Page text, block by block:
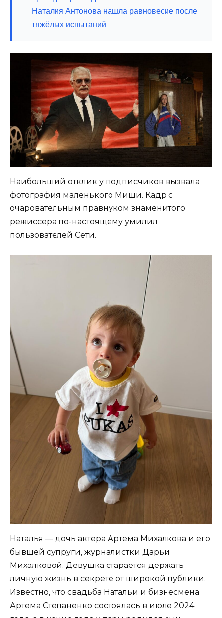
Наталия Антонова нашла равновесие после
тяжёлых испытаний
Наибольший отклик у подписчиков вызвала
фотография маленького Миши. Кадр с
очаровательным правнуком знаменитого
режиссера по-настоящему умилил
пользователей Сети.
Наталья — дочь актера Артема Михалкова и его
бывшей супруги, журналистки Дарьи
Михалковой. Девушка старается держать
личную жизнь в секрете от широкой публики.
Известно, что свадьба Натальи и бизнесмена
Артема Степаненко состоялась в июле 2024